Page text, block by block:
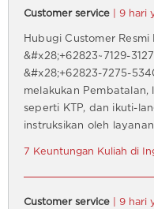
Customer service | 9 hari
Hubugi Customer Resmi
&#x28;+62823~7129-
&#x28;+62823-7275-
melakukan
seperti KTP, dan ikuti-
instruksikan oleh
7 Keuntungan Kuliah di
Customer service | 9 hari